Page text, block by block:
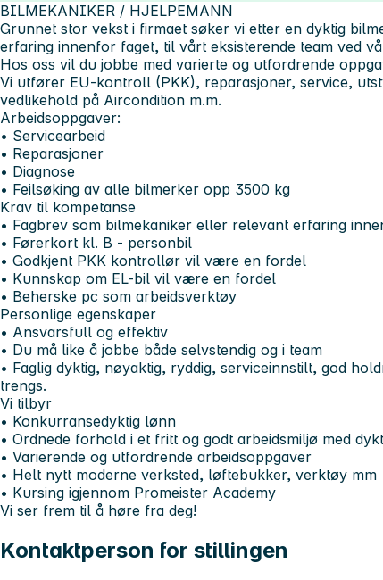
BILMEKANIKER / HJELPEMANN
Grunnet stor vekst i firmaet søker vi etter en dyktig
erfaring innenfor faget, til vårt eksisterende team ved
Hos oss vil du jobbe med varierte og utfordrende
Vi utfører EU-kontroll (PKK), reparasjoner, service,
vedlikehold på Aircondition m.m.
Arbeidsoppgaver:
• Servicearbeid
• Reparasjoner
• Diagnose
• Feilsøking av alle bilmerker opp 3500 kg
Krav til kompetanse
• Fagbrev som bilmekaniker eller relevant erfaring
• Førerkort kl. B - personbil
• Godkjent PKK kontrollør vil være en fordel
• Kunnskap om EL-bil vil være en fordel
• Beherske pc som arbeidsverktøy
Personlige egenskaper
• Ansvarsfull og effektiv
• Du må like å jobbe både selvstendig og i team
• Faglig dyktig, nøyaktig, ryddig, serviceinnstilt, god
trengs.
Vi tilbyr
• Konkurransedyktig lønn
• Ordnede forhold i et fritt og godt arbeidsmiljø med
• Varierende og utfordrende arbeidsoppgaver
• Helt nytt moderne verksted, løftebukker, verktøy mm
• Kursing igjennom Promeister Academy
Vi ser frem til å høre fra deg!
Kontaktperson for stillingen